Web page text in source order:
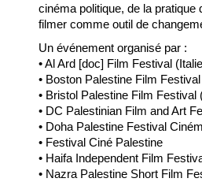
cinéma politique, de la pratique
filmer comme outil de
Un événement organisé par :
• Al Ard [doc] Film Festival
• Boston Palestine Film
• Bristol Palestine Film Festival
• DC Palestinian Film and Art
• Doha Palestine Festival
• Festival Ciné Palestine
• Haifa Independent Film
• Nazra Palestine Short Film